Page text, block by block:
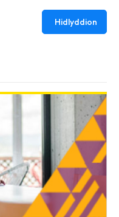
Hidlyddion